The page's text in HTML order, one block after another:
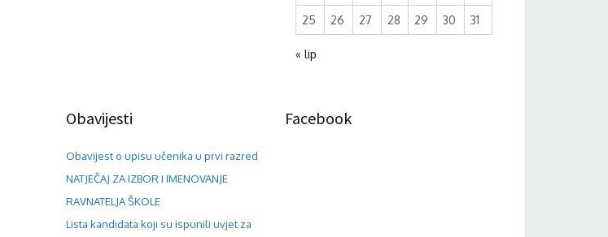
25 26 27 28 29 30 31
« lip
Obavijesti
Obavijest o upisu učenika u prvi razred
NATJEČAJ ZA IZBOR I IMENOVANJE
RAVNATELJA ŠKOLE
Lista kandidata koji su ispunili uvjet za
Facebook